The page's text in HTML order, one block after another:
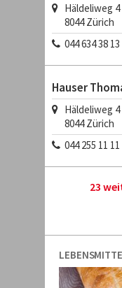
Häldeliweg 4
8044 Zürich
044 634 38 13
Hauser
Häldeliweg 4
8044 Zürich
044 255 11 11
23